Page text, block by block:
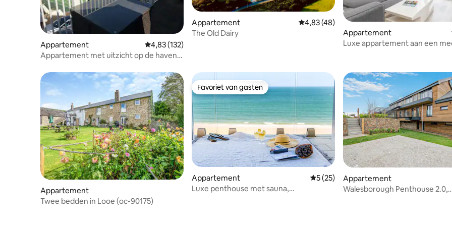
Appartement Gemiddelde beoordeling van 4,83 uit 5, 132 recensies
4,83 (132)
Appartement met uitzicht op de haven,
Appartement Gemiddelde beoordeling van 4,83 uit 5, 48
4,83 (48)
The Old Dairy
Appartement
Luxe appartement aan een
Appartement
Twee bedden in Looe (oc-90175)
Favoriet van gasten
Favoriet van gasten
Appartement Gemiddelde beoordeling van 5 uit 5, 25
5 (25)
Luxe penthouse met sauna,
Appartement
Walesborough Penthouse 2.0,